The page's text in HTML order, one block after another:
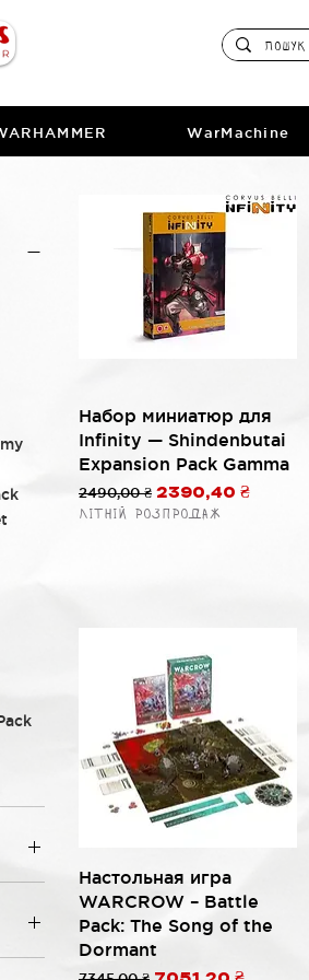
WarMachine
Быстрый просмотр
Набор миниатюр для
Infinity — Shindenbutai
Expansion Pack Gamma
Обычная цена
2490,00 ₴ Цена со скидкой
2390,40 ₴
Літній розпродаж
Быстрый просмотр
Настольная игра
WARCROW – Battle
Pack: The Song of the
Dormant
Обычная ценаЦена со скидкой